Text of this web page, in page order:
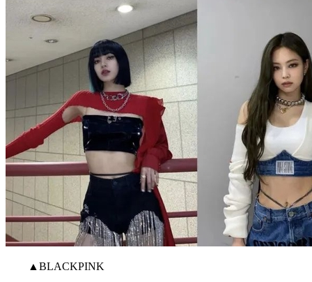
▲BLACKPINK